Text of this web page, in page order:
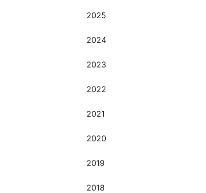
2025
2024
2023
2022
2021
2020
2019
2018